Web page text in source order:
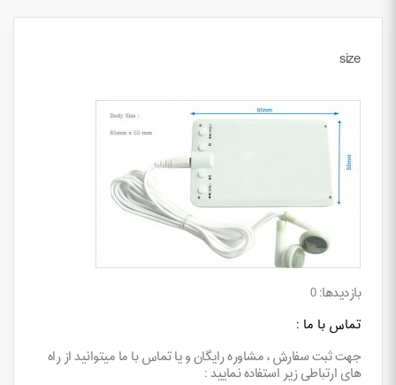
size
بازدیدها: 0
تماس با ما :
جهت ثبت سفارش ، مشاوره رایگان و یا تماس با ما میتوانید از راه
های ارتباطی زیر استفاده نمایید :